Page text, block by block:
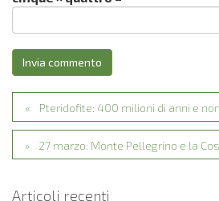
Pteridofite: 400 milioni di anni e
27 marzo. Monte Pellegrino e la
Articoli recenti